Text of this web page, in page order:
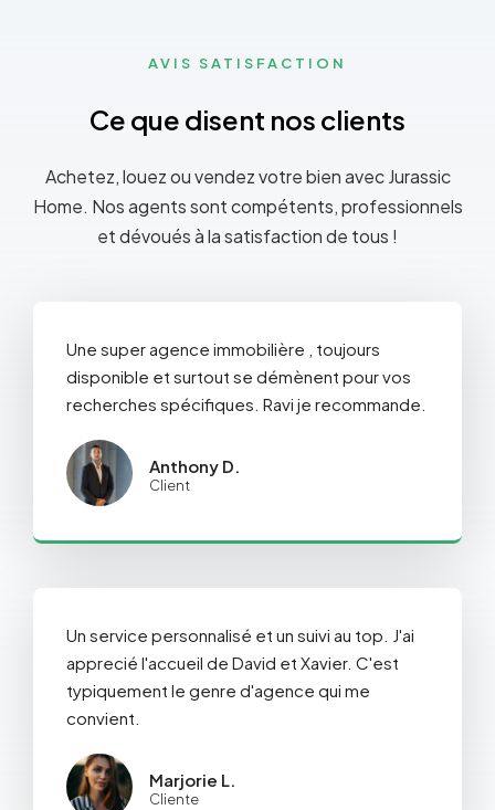
AVIS SATISFACTION
Ce que disent nos clients
Achetez, louez ou vendez votre bien avec Jurassic
Home. Nos agents sont compétents, professionnels
et dévoués à la satisfaction de tous !
Une super agence immobilière , toujours
disponible et surtout se démènent pour vos
recherches spécifiques. Ravi je recommande.
Anthony D.
Client
Un service personnalisé et un suivi au top. J'ai
apprecié l'accueil de David et Xavier. C'est
typiquement le genre d'agence qui me
convient.
Marjorie L.
Cliente